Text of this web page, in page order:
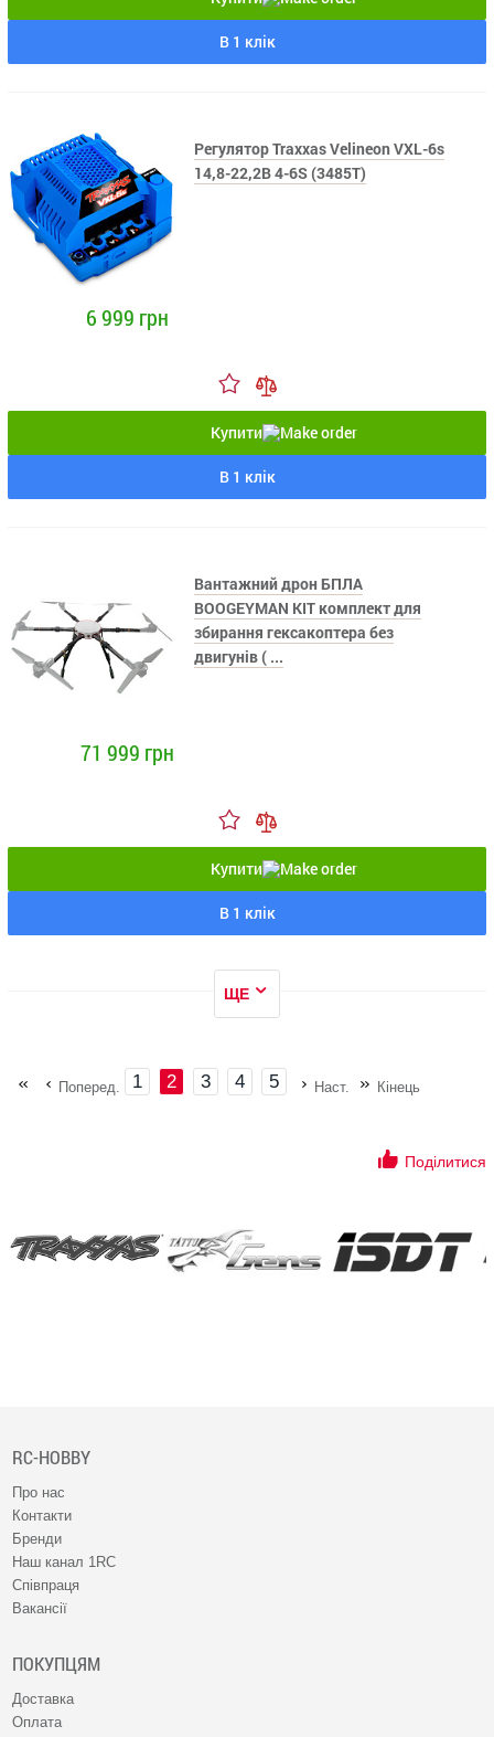
В 1 клік
Регулятор Traxxas Velineon VXL-6s
14,8-22,2В 4-6S (3485T)
6 999 грн
Купити
В 1 клік
Вантажний дрон БПЛА
BOOGEYMAN KIT комплект для
збирання гексакоптера без
двигунів ( ...
71 999 грн
Купити
В 1 клік
ЩЕ
Поперед. 1 2 3 4 5 Наст. Кінець
Поділитися
RC-HOBBY
Про нас
Контакти
Бренди
Наш канал 1RC
Співпраця
Вакансії
ПОКУПЦЯМ
Доставка
Оплата